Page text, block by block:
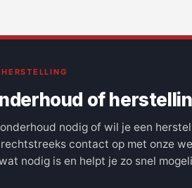
of
nodig of wil je een
contact op met onze
nodig is en helpt je zo snel